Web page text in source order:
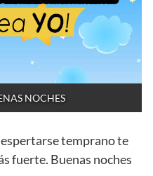
NOCHES
temprano te
fuerte. Buenas noches